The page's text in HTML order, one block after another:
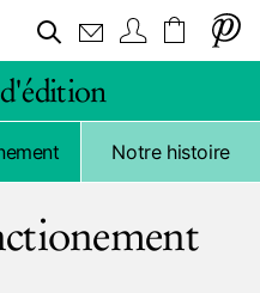
Notre histoire